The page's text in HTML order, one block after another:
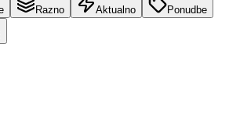
Razno Aktualno Ponudbe